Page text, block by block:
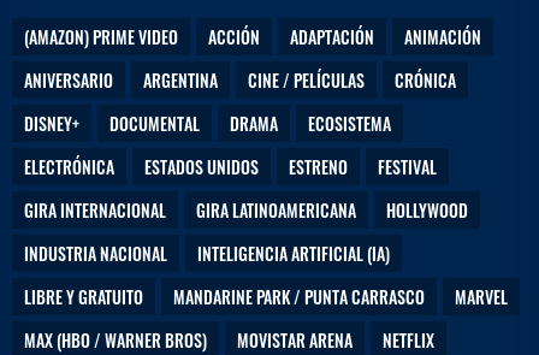
(AMAZON) PRIME VIDEO ACCIÓN ADAPTACIÓN
ANIMACIÓN
ANIVERSARIO
ARGENTINA CINE / PELÍCULAS
CRÓNICA
DISNEY+
DOCUMENTAL DRAMA
ECOSISTEMA
ELECTRÓNICA
ESTADOS UNIDOS ESTRENO
FESTIVAL
GIRA INTERNACIONAL
GIRA LATINOAMERICANA
HOLLYWOOD
INDUSTRIA NACIONAL
INTELIGENCIA ARTIFICIAL (IA)
LIBRE Y GRATUITO
MANDARINE PARK / PUNTA CARRASCO
MARVEL
MAX (HBO / WARNER BROS)
MOVISTAR ARENA
NETFLIX